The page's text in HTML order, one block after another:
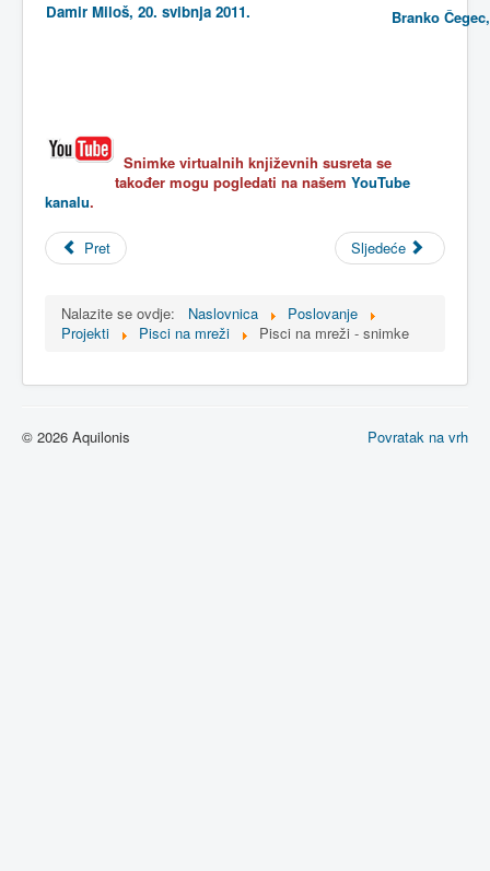
Damir Miloš, 20. svibnja 2011. Branko
Snimke virtualnih književnih susreta se
također mogu pogledati na našem YouTube
kanalu.
Pret Sljedeće
Nalazite se ovdje: Naslovnica
Poslovanje
Projekti
Pisci na mreži Pisci na mreži - snimke
Povratak na vrh
© 2026 Aquilonis